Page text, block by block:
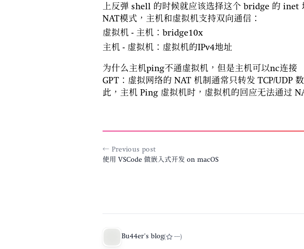
上反弹 shell 的时候就应该选择这个 bridge 的 inet
NAT模式，主机和虚拟机支持双向通信：
虚拟机 - 主机：bridge10x
主机 - 虚拟机：虚拟机的IPv4地址
为什么主机ping不通虚拟机，但是主机可以nc连接
GPT：虚拟网络的 NAT 机制通常只转发 TCP/UDP
此，主机 Ping 虚拟机时，虚拟机的回应无法通过
← Previous post
使用 VSCode 做嵌入式开发 on macOS
Bu44er's blog( ---)